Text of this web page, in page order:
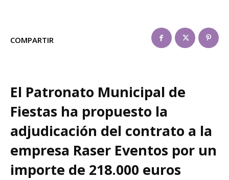
COMPARTIR
El Patronato Municipal de
Fiestas ha propuesto la
adjudicación del contrato a la
empresa Raser Eventos por un
importe de 218.000 euros